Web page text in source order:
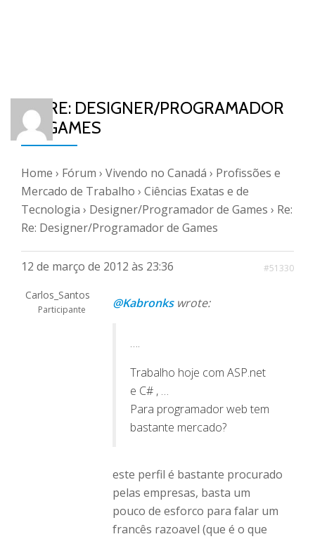
RE: RE: DESIGNER/PROGRAMADOR
DE GAMES
Home › Fórum › Vivendo no Canadá › Profissões e
Mercado de Trabalho › Ciências Exatas e de
Tecnologia › Designer/Programador de Games › Re:
Re: Designer/Programador de Games
12 de março de 2012 às 23:36 #51330
Carlos_Santos
Participante @Kabronkswrote:
….
Trabalho hoje com ASP.net
e C# , …
Para programador web tem
bastante mercado?
este perfil é bastante procurado
pelas empresas, basta um
pouco de esforco para falar um
francês razoavel (que é o que